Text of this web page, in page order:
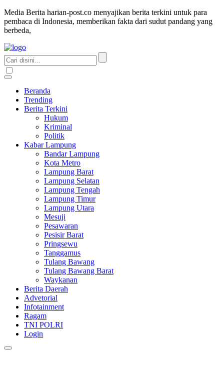
Media Berita harian-post.co menyajikan berita terkini untuk para
pembaca di Indonesia, memberikan fakta dari sudut pandang yang
berbeda,
Beranda
Trending
Berita Terkini
Hukum
Kriminal
Politik
Kabar Lampung
Bandar Lampung
Kota Metro
Lampung Barat
Lampung Selatan
Lampung Tengah
Lampung Timur
Lampung Utara
Mesuji
Pesawaran
Pesisir Barat
Pringsewu
Tanggamus
Tulang Bawang
Tulang Bawang Barat
Waykanan
Berita Daerah
Advetorial
Infotainment
Ragam
TNI POLRI
Login